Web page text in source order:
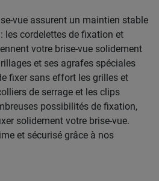
vue assurent un maintien stable
cordelettes de fixation et
votre brise-vue solidement
et ses agrafes spéciales
fixer sans effort les grilles et
de serrage et les clips
possibilités de fixation,
solidement votre brise-vue.
et sécurisé grâce à nos